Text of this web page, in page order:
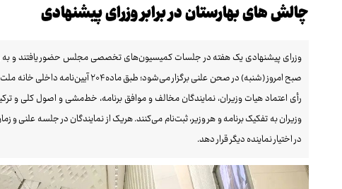
چالش های بهارستان در برابر وزرای پیشنهادی
وزرای پیشنهادی یک هفته در جلسات کمیسیون‌های تخصصی مجلس حضور یافتند و به
صبح امروز (شنبه) در صحن علنی برگزار
رأی اعتماد هیات وزیران، نمایندگان مخالف و موافق برنامه، خط‌مشی و اصول کلی و
وزیران به تفکیک برنامه و هر وزیر، ثبت‌نام می‌کنند. هریک از نمایندگان در جلسه علنی و
در اختیار نماینده دیگر قرار دهد.